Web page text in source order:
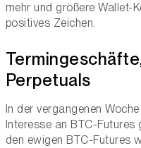
mehr und größere Wallet-
positives Zeichen.
Perpetuals
In der vergangenen
Interesse an BTC-
den ewigen BTC-Futures